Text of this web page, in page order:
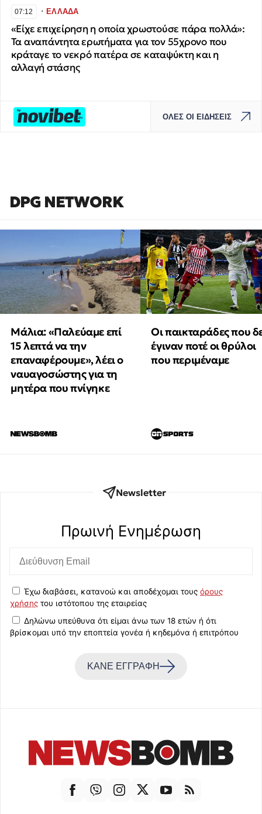
07:12 ∙ΕΛΛΑΔΑ
«Είχε επιχείρηση η οποία χρωστούσε πάρα πολλά»:
Τα αναπάντητα ερωτήματα για τον 55χρονο που
κράταγε το νεκρό πατέρα σε καταψύκτη και η
αλλαγή στάσης
ΟΛΕΣ ΟΙ ΕΙΔΗΣΕΙΣ
DPG NETWORK
Μάλια: «Παλεύαμε επί
15 λεπτά να την
επαναφέρουμε», λέει ο
ναυαγοσώστης για τη
μητέρα που πνίγηκε
Οι παικταράδες που
έγιναν ποτέ οι θρύλοι
που περιμέναμε
Newsletter
Πρωινή Eνημέρωση
Έχω διαβάσει, κατανοώ και αποδέχομαι τους όρους
χρήσης του ιστότοπου της εταιρείας
Δηλώνω υπεύθυνα ότι είμαι άνω των 18 ετών ή ότι
βρίσκομαι υπό την εποπτεία γονέα ή κηδεμόνα ή επιτρόπου
ΚΑΝΕ ΕΓΓΡΑΦΗ